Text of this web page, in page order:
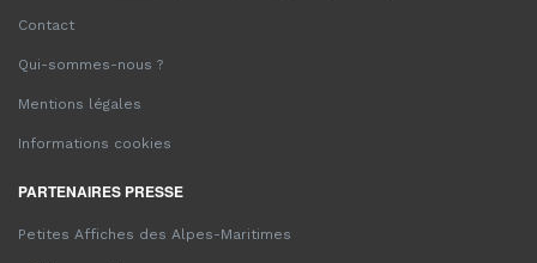
Contact
Qui-sommes-nous ?
Mentions légales
Informations cookies
PARTENAIRES PRESSE
Petites Affiches des Alpes-Maritimes